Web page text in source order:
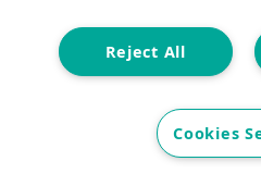
Reject All
Cookies